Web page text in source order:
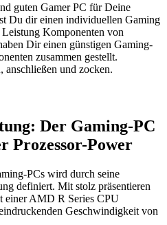
guten Gamer PC für Deine
Du dir einen individuellen Gaming
Komponenten von
Dir einen günstigen Gaming-
zusammen gestellt.
anschließen und zocken.
Der Gaming-PC
Prozessor-Power
PCs wird durch seine
definiert. Mit stolz präsentieren
einer AMD R Series CPU
Geschwindigkeit von